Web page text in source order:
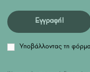
Εγγραφή!
Υποβάλλοντας τη